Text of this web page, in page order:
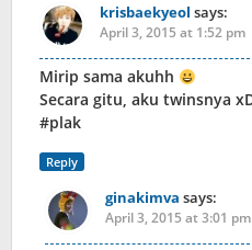
krisbaekyeol says:
April 3, 2015 at 1:52 pm
Mirip sama akuhh
Secara gitu, aku twinsnya
#plak
Reply
ginakimva says:
April 3, 2015 at 3:01 pm